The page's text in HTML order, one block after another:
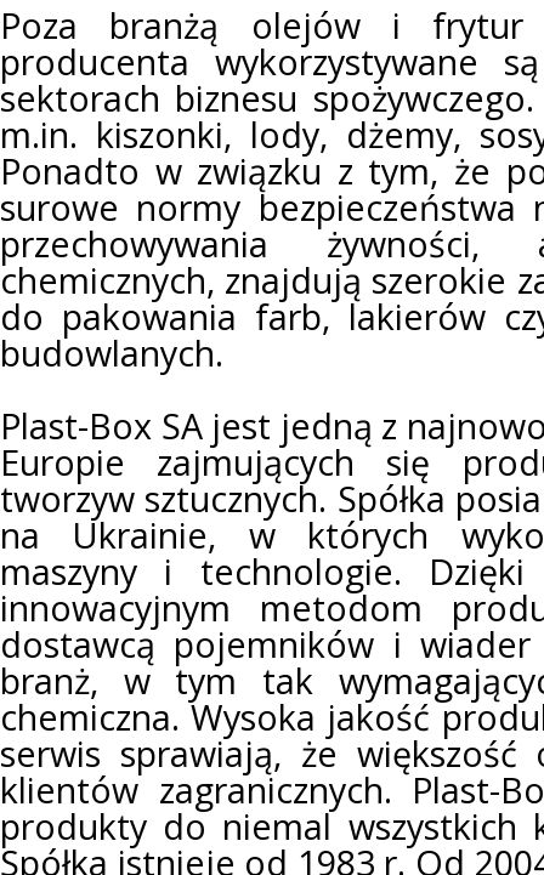
Poza branżą olejów i frytur
producenta wykorzystywane
sektorach biznesu
m.in. kiszonki, lody, dżemy,
Ponadto w związku z tym, że
surowe normy
przechowywania
chemicznych, znajdują szerokie
do pakowania farb, lakierów
budowlanych.
Plast-Box SA jest jedną z
Europie zajmujących się
tworzyw sztucznych. Spółka
na Ukrainie, w których
maszyny i technologie.
innowacyjnym metodom
dostawcą pojemników i
branż, w tym tak
chemiczna. Wysoka jakość
serwis sprawiają, że
klientów zagranicznych. Plast-
produkty do niemal wszystkich
Spółka istnieje od 1983 r. Od